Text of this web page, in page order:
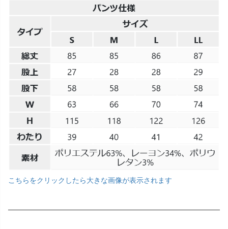
こちらをクリックしたら大きな画像が表示されます